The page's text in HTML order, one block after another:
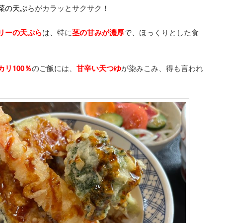
の天ぷらがカラッとサクサク！
ーの天ぷらは、特に茎の甘みが濃厚で、ほっくりとした食
リ100％のご飯には、 甘辛い天つゆが染みこみ、得も言われ